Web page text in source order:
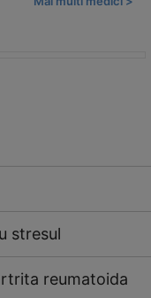
stresul
reumatoida